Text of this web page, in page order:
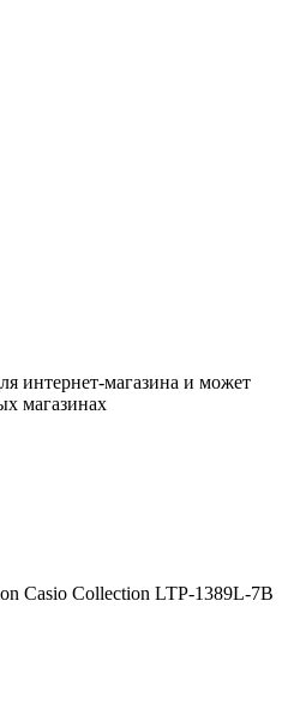
интернет-магазина и может
магазинах
Casio Collection LTP-1389L-7B